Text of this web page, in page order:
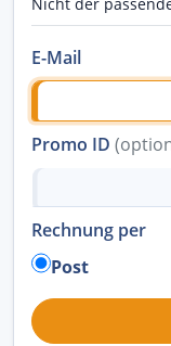
E-Mail
Promo ID
Rechnung per
Post